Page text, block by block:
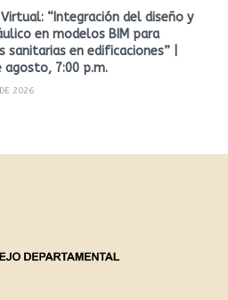
“Integración del diseño y
en modelos BIM para
sanitarias en edificaciones” |
agosto, 7:00 p.m.
2026